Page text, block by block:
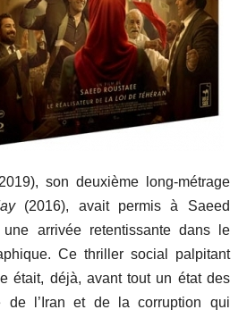
son deuxième long-métrage
(2016), avait permis à Saeed
arrivée retentissante dans le
Ce thriller social palpitant
était, déjà, avant tout un état des
de l’Iran et de la corruption qui